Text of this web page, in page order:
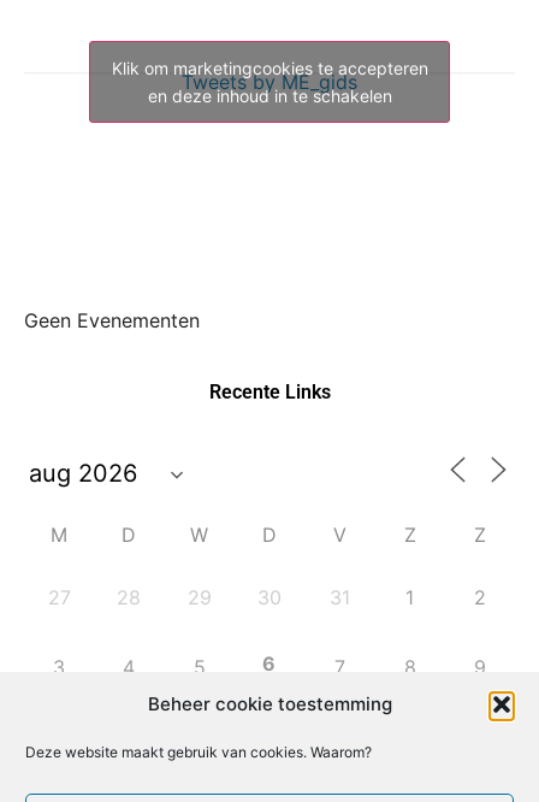
Beheer cookie toestemming
Deze website maakt gebruik van cookies. Waarom?
Tweets by ME_gids
Klik om marketingcookies te accepteren
en deze inhoud in te schakelen
Geen Evenementen
Recente Links
M D W D V Z Z
27 28 29 30 31 1 2
3 4 5 6 7 8 9